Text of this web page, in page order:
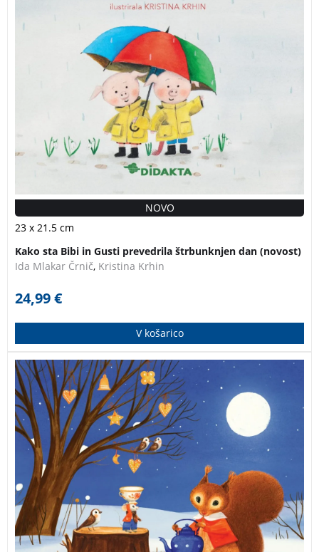
prevedrila štrbunknjen dan
NOVO
23 x 21.5 cm
Kako sta Bibi in Gusti prevedrila štrbunknjen dan (novost)
Ida Mlakar Črnič, Kristina Krhin
24,99€
V košarico
Pravljični koledar s čudovitimi ilustracijami
mednarodno uveljavljene in nagrajene ilustratorke
Maje P. Kastelic.